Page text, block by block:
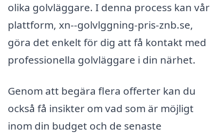
olika golvläggare. I denna process kan vår
plattform, xn--golvlggning-pris-znb.se,
göra det enkelt för dig att få kontakt med
professionella golvläggare i din närhet.
Genom att begära flera offerter kan du
också få insikter om vad som är möjligt
inom din budget och de senaste